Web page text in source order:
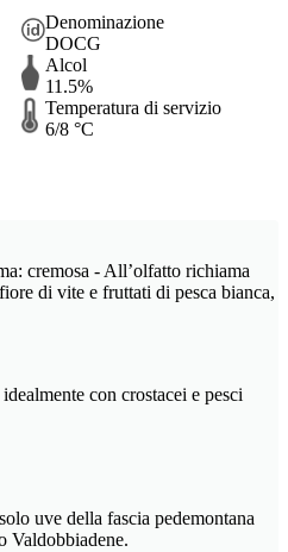
Denominazione
DOCG
Alcol
11.5%
Temperatura di servizio
6/8 °C
cremosa - All’olfatto richiama
di vite e fruttati di pesca bianca,
con crostacei e pesci
uve della fascia pedemontana
Valdobbiadene.